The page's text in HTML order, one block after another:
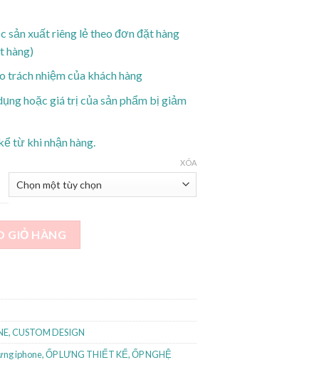
sản xuất riêng lẻ theo đơn đặt hàng
hàng)
trách nhiệm của khách hàng
hoặc giá trị của sản phẩm bị giảm
từ khi nhận hàng.
XÓA
cold boarding pass số lượng
GIỎ HÀNG
,CUSTOM DESIGN
iphone,ỐP LƯNG THIẾT KẾ,ỐP NGHỆ